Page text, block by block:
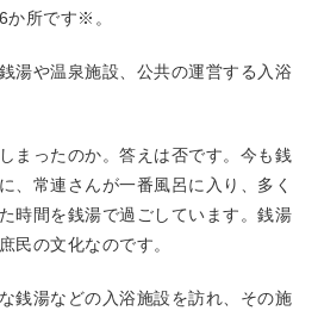
か所です※。
湯や温泉施設、公共の運営する入浴
まったのか。答えは否です。今も銭
、常連さんが一番風呂に入り、多く
時間を銭湯で過ごしています。銭湯
民の文化なのです。
銭湯などの入浴施設を訪れ、その施